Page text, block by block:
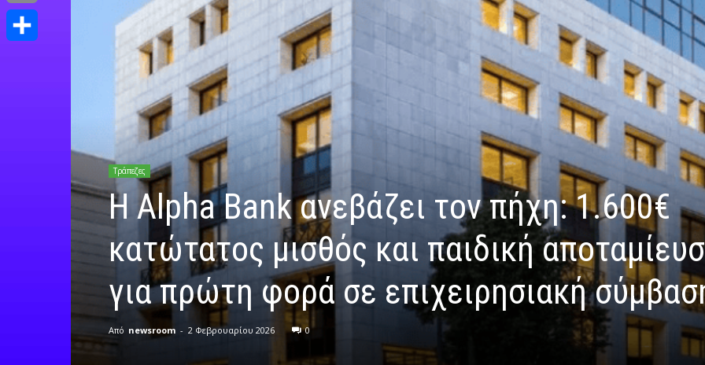
Τράπεζες
Η Alpha Bank ανεβάζει τον πήχη: 1.600€
κατώτατος μισθός και παιδική
για πρώτη φορά σε επιχειρησιακή
Από newsroom - 2 Φεβρουαρίου 2026 0
Print